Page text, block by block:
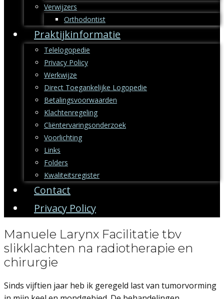
Verwijzers
Orthodontist
Praktijkinformatie
Telelogopedie
Privacy Policy
Werkwijze
Direct Toegankelijke Logopedie
Betalingsvoorwaarden
Klachtenregeling
Cliëntervaringsonderzoek
Voorlichting
Links
Folders
Kwaliteitsregister
Contact
Privacy Policy
Manuele Larynx Facilitatie tbv
slikklachten na radiotherapie en
chirurgie
Sinds vijftien jaar heb ik geregeld last van tumorvorming